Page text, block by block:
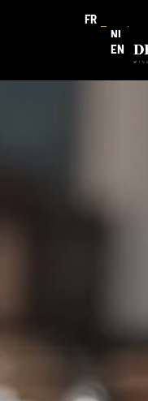
FR
NL
EN